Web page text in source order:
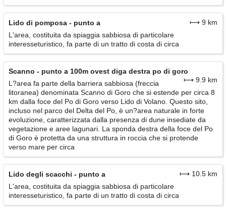
Lido di pomposa - punto a
⟼ 9 km
L'area, costituita da spiaggia sabbiosa di particolare
interesseturistico, fa parte di un tratto di costa di circa
Scanno - punto a 100m ovest diga destra po di goro
⟼ 9.9 km
L?area fa parte della barriera sabbiosa (freccia
litoranea) denominata Scanno di Goro che si estende per circa 8
km dalla foce del Po di Goro verso Lido di Volano. Questo sito,
incluso nel parco del Delta del Po, è un?area naturale in forte
evoluzione, caratterizzata dalla presenza di dune insediate da
vegetazione e aree lagunari. La sponda destra della foce del Po
di Goro è protetta da una struttura in roccia che si protende
verso mare per circa
Lido degli scacchi - punto a
⟼ 10.5 km
L'area, costituita da spiaggia sabbiosa di particolare
interesseturistico, fa parte di un tratto di costa di circa